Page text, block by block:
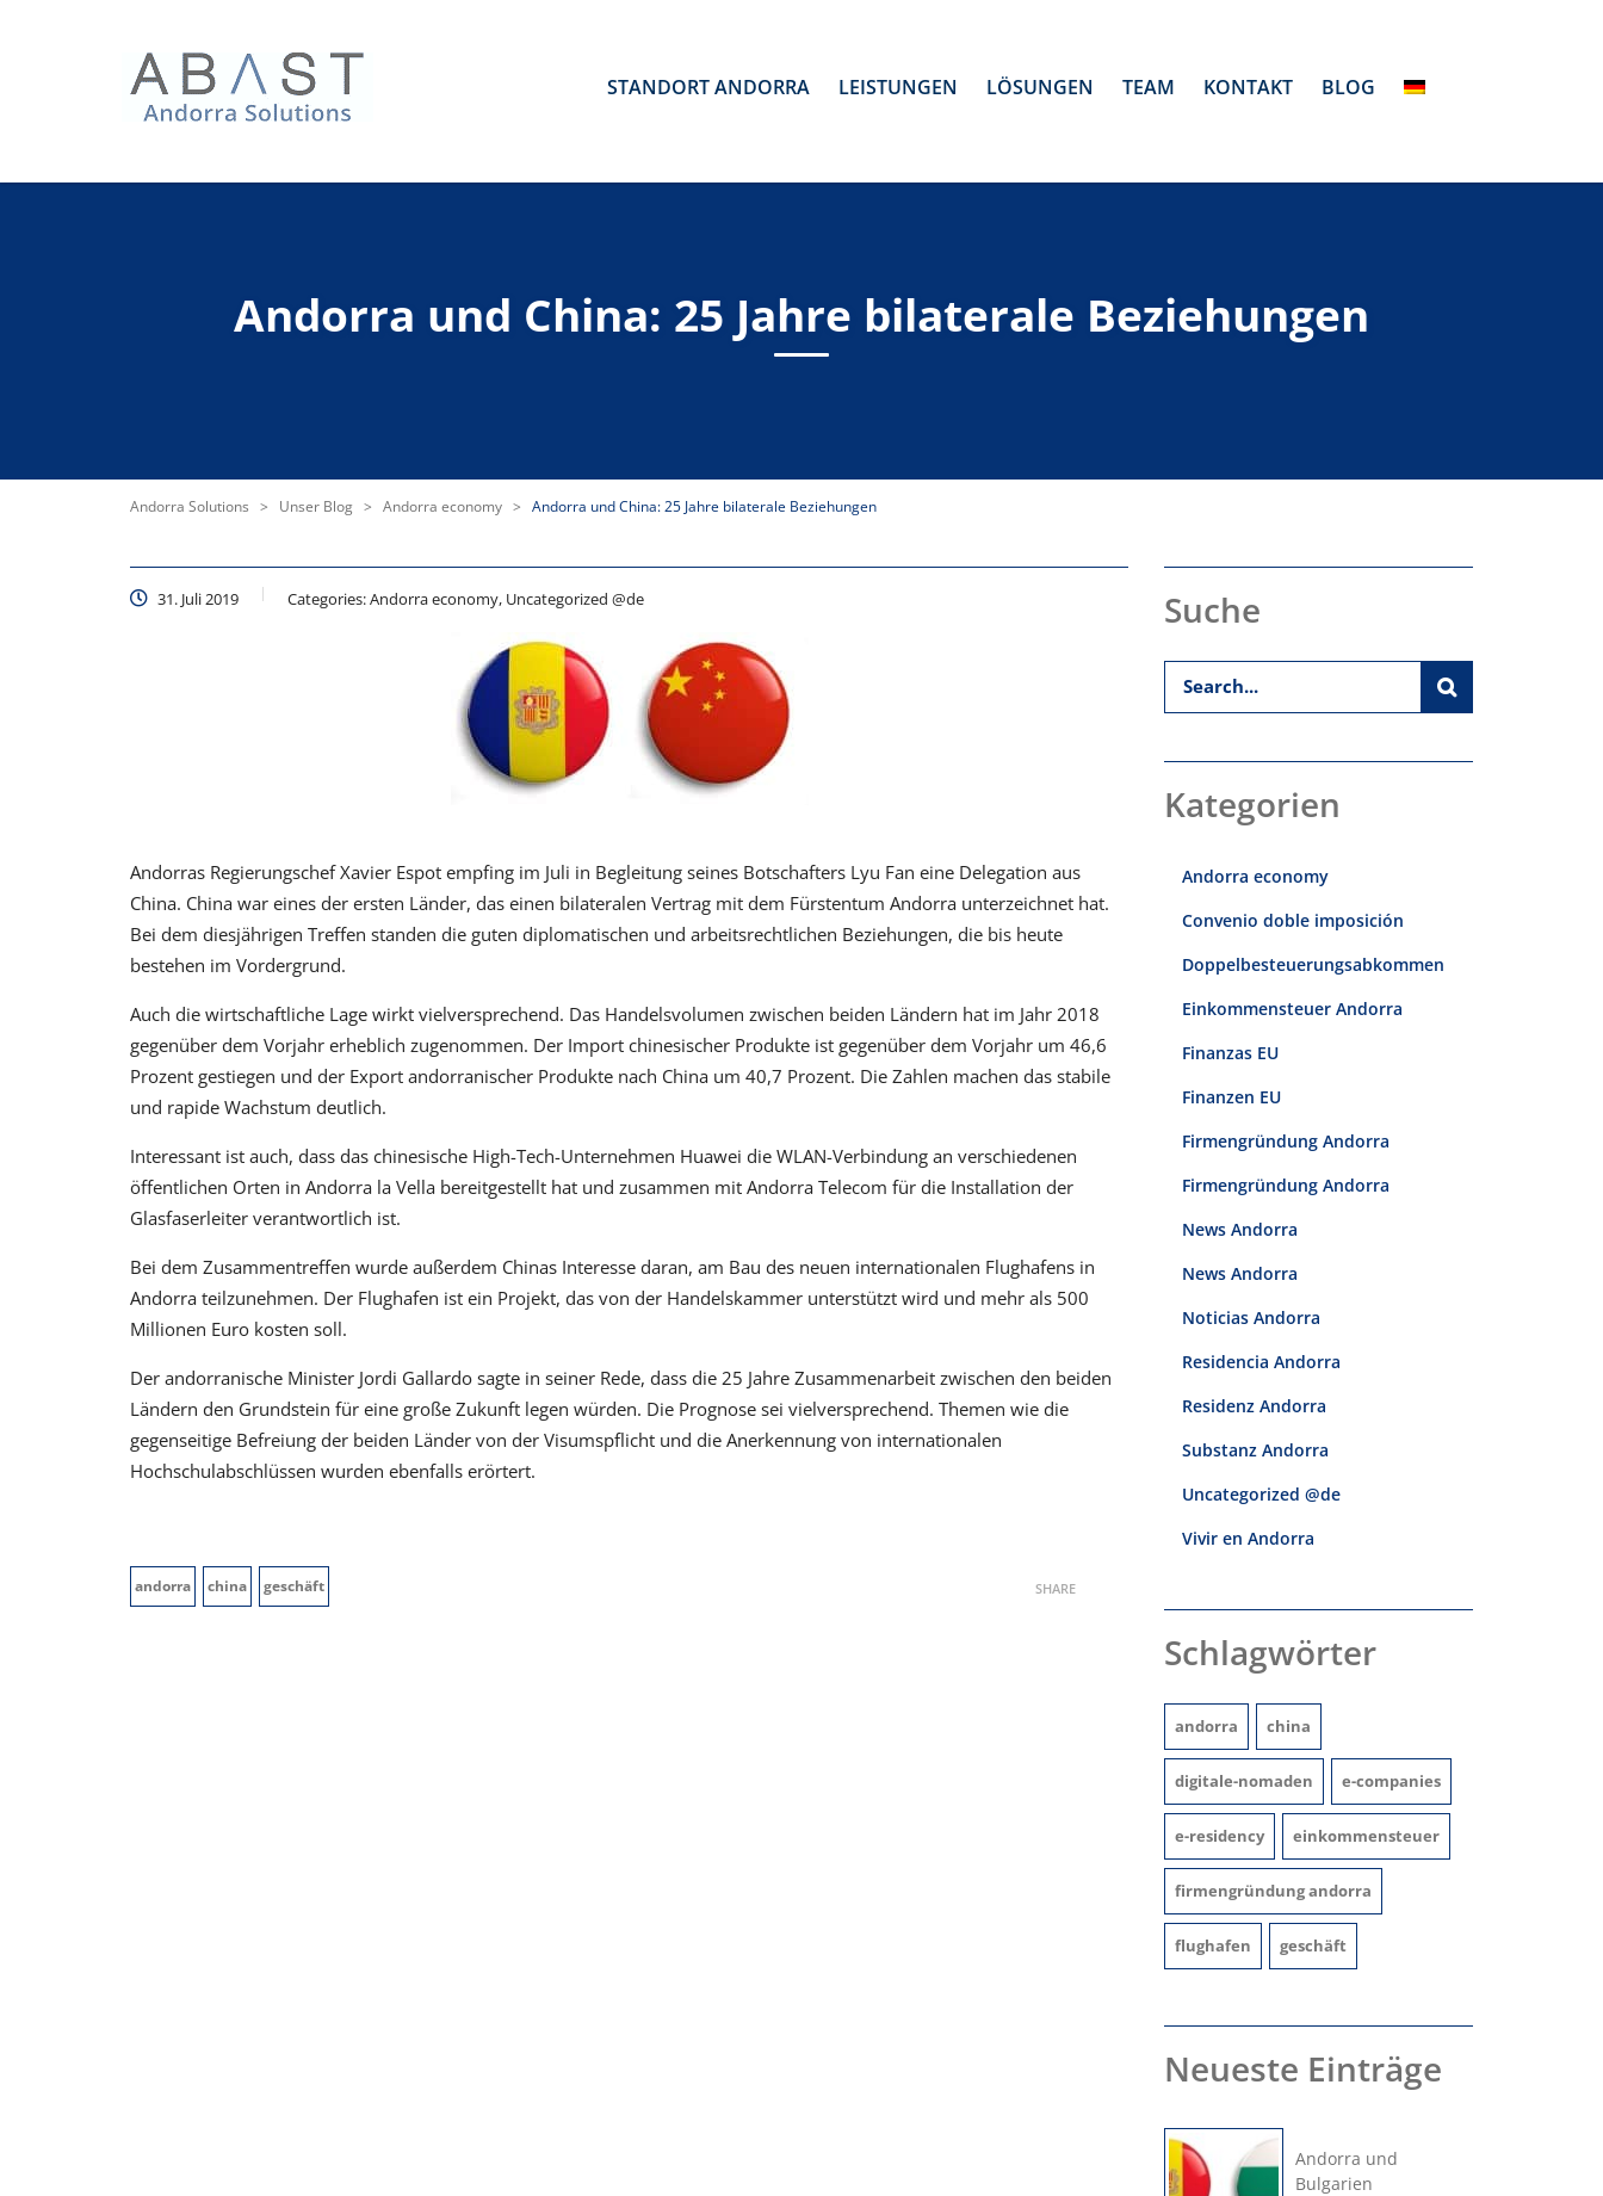
STANDORT ANDORRA LEISTUNGEN LÖSUNGEN TEAM KONTAKT BLOG
Andorra Solutions > Unser Blog > Andorra economy > Andorra und China: 25 Jahre bilaterale Beziehungen
Andorra und China: 25 Jahre bilaterale Beziehungen
31. Juli 2019 Categories:Andorra economy, Uncategorized @de
Andorras Regierungschef Xavier Espot empfing im Juli in Begleitung seines Botschafters Lyu Fan eine Delegation aus
China. China war eines der ersten Länder, das einen bilateralen Vertrag mit dem Fürstentum Andorra unterzeichnet hat.
Bei dem diesjährigen Treffen standen die guten diplomatischen und arbeitsrechtlichen Beziehungen, die bis heute
bestehen im Vordergrund.
Auch die wirtschaftliche Lage wirkt vielversprechend. Das Handelsvolumen zwischen beiden Ländern hat im Jahr 2018
gegenüber dem Vorjahr erheblich zugenommen. Der Import chinesischer Produkte ist gegenüber dem Vorjahr um 46,6
Prozent gestiegen und der Export andorranischer Produkte nach China um 40,7 Prozent. Die Zahlen machen das stabile
und rapide Wachstum deutlich.
Interessant ist auch, dass das chinesische High-Tech-Unternehmen Huawei die WLAN-Verbindung an verschiedenen
öffentlichen Orten in Andorra la Vella bereitgestellt hat und zusammen mit Andorra Telecom für die Installation der
Glasfaserleiter verantwortlich ist.
Bei dem Zusammentreffen wurde außerdem Chinas Interesse daran, am Bau des neuen internationalen Flughafens in
Andorra teilzunehmen. Der Flughafen ist ein Projekt, das von der Handelskammer unterstützt wird und mehr als 500
Millionen Euro kosten soll.
Der andorranische Minister Jordi Gallardo sagte in seiner Rede, dass die 25 Jahre Zusammenarbeit zwischen den beiden
Ländern den Grundstein für eine große Zukunft legen würden. Die Prognose sei vielversprechend. Themen wie die
gegenseitige Befreiung der beiden Länder von der Visumspflicht und die Anerkennung von internationalen
Hochschulabschlüssen wurden ebenfalls erörtert.
andorra china geschäft SHARE
Suche
Kategorien
Andorra economy
Convenio doble imposición
Doppelbesteuerungsabkommen
Einkommensteuer Andorra
Finanzas EU
Finanzen EU
Firmengründung Andorra
Firmengründung Andorra
News Andorra
News Andorra
Noticias Andorra
Residencia Andorra
Residenz Andorra
Substanz Andorra
Uncategorized @de
Vivir en Andorra
Schlagwörter
andorra china
digitale-nomaden e-companies
e-residency einkommensteuer
firmengründung andorra
flughafen geschäft
Neueste Einträge
Andorra und
Bulgarien